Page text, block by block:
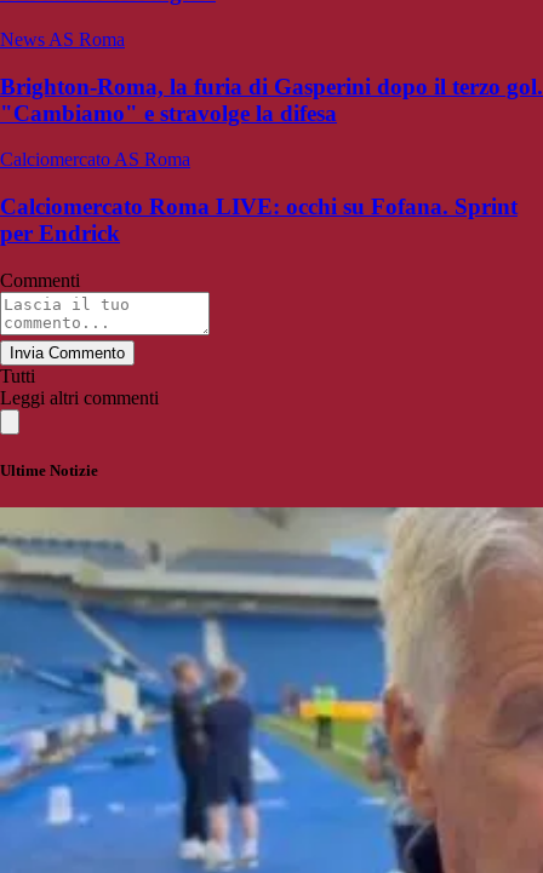
News AS Roma
Brighton-Roma, la furia di Gasperini dopo il terzo gol.
"Cambiamo" e stravolge la difesa
Calciomercato AS Roma
Calciomercato Roma LIVE: occhi su Fofana. Sprint
per Endrick
Commenti
Invia Commento
Tutti
Leggi altri commenti
Ultime Notizie